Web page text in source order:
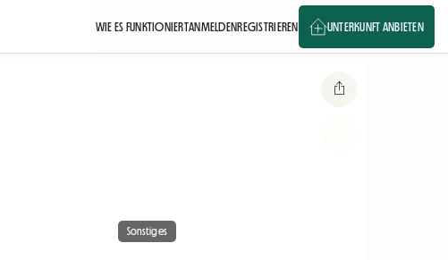
WIE ES FUNKTIONIERTANMELDENREGISTRIEREN UNTERKUNFT ANBIETEN
Sonstiges